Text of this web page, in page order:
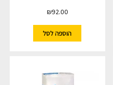
₪92.00
הוספה לסל